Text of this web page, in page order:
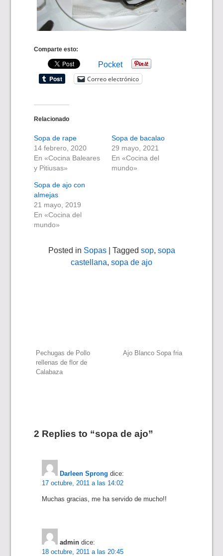
Comparte esto:
Pocket
Correo electrónico
Relacionado
Sopa de rape
14 febrero, 2020
En «Cocina Baleares
y Pitiusas»
Sopa de bacalao
29 mayo, 2021
En «Cocina del
mundo»
Sopa de ajo con
almejas
21 mayo, 2019
En «Cocina del
mundo»
Posted in Sopas| Tagged sop, sopa
castellana, sopa de ajo
Navegación
de
Pechugas de Pollo
rellenas de flor de
Calabaza
Ajo Blanco Sopa fria
2 Replies to “sopa de ajo”
Darleen Sprong dice:
17 octubre, 2011 a las 14:02
Muchas gracias, me ha servido de mucho!!
admin dice:
18 octubre, 2011 a las 20:45